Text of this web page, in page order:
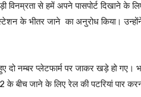
विनम्रता से हमें अपने पासपोर्ट दिखाने के
के भीतर जाने का अनुरोध किया।
नम्बर प्लेटफार्म पर जाकर खड़े हो गए।
बीच जाने के लिए रेल की पटरियां पार